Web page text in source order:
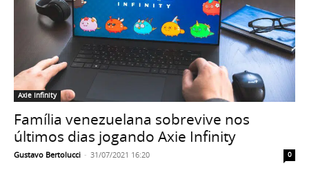
Axie Infinity
Família venezuelana sobrevive nos
últimos dias jogando Axie Infinity
Gustavo Bertolucci - 31/07/2021 16:20 0